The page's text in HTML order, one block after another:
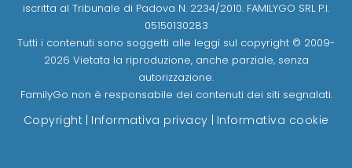
iscritta al Tribunale di Padova N. 2234/2010. FAMILYGO SRL P.I.
05150130283
Tutti i contenuti sono soggetti alle leggi sul copyright © 2009-
2026 Vietata la riproduzione, anche parziale, senza
autorizzazione.
FamilyGo non è responsabile dei contenuti dei siti segnalati.
Copyright Informativa privacy Informativa cookie